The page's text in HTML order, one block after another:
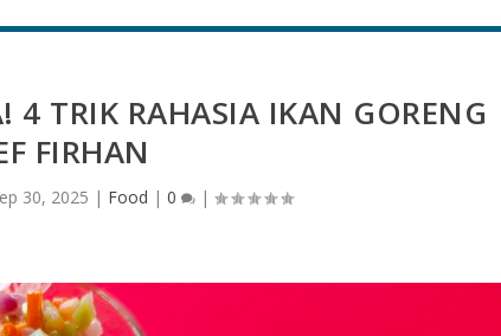
TRIK RAHASIA IKAN GORENG
FIRHAN
30, 2025 | Food | 0 |